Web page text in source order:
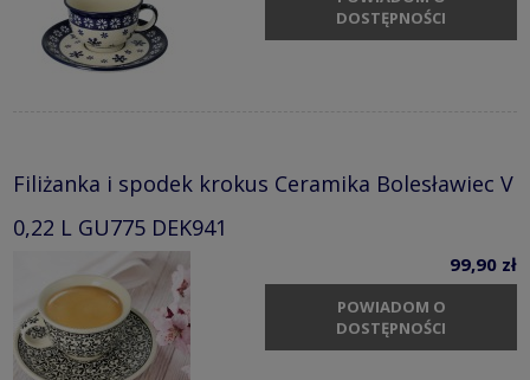
DOSTĘPNOŚCI
Filiżanka i spodek krokus Ceramika Bolesławiec V
0,22 L GU775 DEK941
99,90 zł
POWIADOM O
DOSTĘPNOŚCI